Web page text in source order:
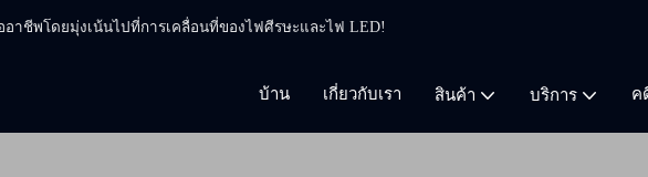
าชีพโดยมุ่งเน้นไปที่การเคลื่อนที่ของไฟศีรษะและไฟ LED!
บ้าน เกี่ยวกับเรา สินค้า บริการ ค